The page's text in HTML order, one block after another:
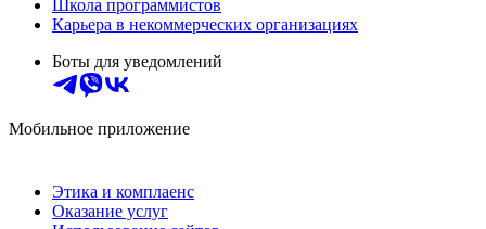
Школа программистов
Карьера в некоммерческих организациях
Боты для уведомлений
Мобильное приложение
Этика и комплаенс
Оказание услуг